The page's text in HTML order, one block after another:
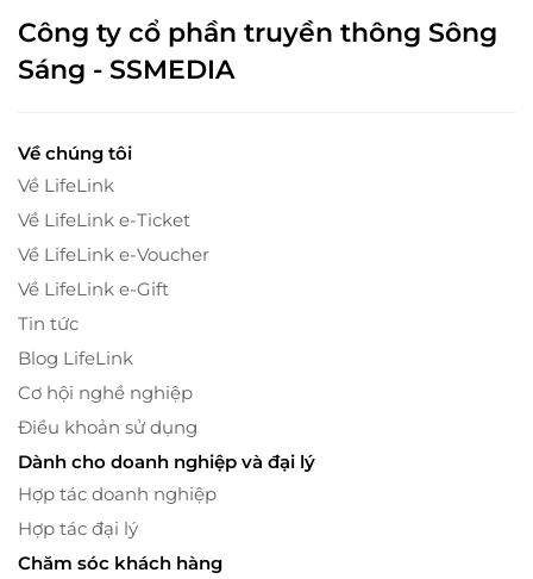
Công ty cổ phần truyền thông Sông
Sáng - SSMEDIA
Về chúng tôi
Về LifeLink
Về LifeLink e-Ticket
Về LifeLink e-Voucher
Về LifeLink e-Gift
Tin tức
Blog LifeLink
Cơ hội nghề nghiệp
Điều khoản sử dụng
Dành cho doanh nghiệp và đại lý
Hợp tác doanh nghiệp
Hợp tác đại lý
Chăm sóc khách hàng